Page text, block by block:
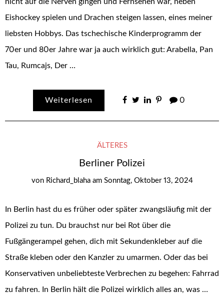
Eishockey spielen und Drachen steigen lassen, eines meiner
liebsten Hobbys. Das tschechische Kinderprogramm der
70er und 80er Jahre war ja auch wirklich gut: Arabella, Pan
Tau, Rumcajs, Der …
Weiterlesen 0
ÄLTERES
Berliner Polizei
von Richard_blaha am Sonntag, Oktober 13, 2024
In Berlin hast du es früher oder später zwangsläufig mit der
Polizei zu tun. Du brauchst nur bei Rot über die
Fußgängerampel gehen, dich mit Sekundenkleber auf die
Straße kleben oder den Kanzler zu umarmen. Oder das bei
Konservativen unbeliebteste Verbrechen zu begehen: Fahrrad
zu fahren. In Berlin hält die Polizei wirklich alles an, was …